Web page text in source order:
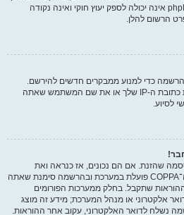
חוקי להתיעצות. שים לב שקבוצת phpBB אינה יכולה לספק יעוץ חוקי ואינה נקודה
הרשום להלן.
כדי למנוע ממבקרים חדשים להירשם.
לחילופין ייתכן שמנהל ראשי חסם את כתובת ה-IP שלך או את שם המשתמש שאתה
לסיוע.
שהזנת. אם הם נכונים, אז כנראה ואת
מהדברים הבאים קרה. אם מערכת ה־COPPA פועלת במערכת ובהרשמה סימנת שאתה
אחר ההוראות שתקבל. בחלק ממערכות הפורומים
אלקטרוני או מנהל המערכת; מידע זה מוצג
נשלח לדואר האלקטרוני, עקוב אחר ההוראות.